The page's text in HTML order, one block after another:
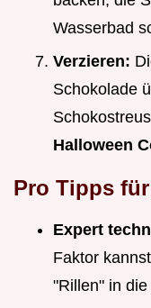
Wasserbad
Verzieren:
Schokolade
Halloween
Pro Tipps
Expert
Faktor
"Rillen" in